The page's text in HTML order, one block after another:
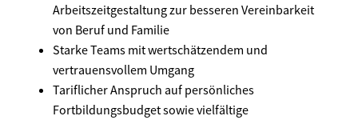
Arbeitszeitgestaltung zur besseren Vereinbarkeit
von Beruf und Familie
Starke Teams mit wertschätzendem und
vertrauensvollem Umgang
Tariflicher Anspruch auf persönliches
Fortbildungsbudget sowie vielfältige